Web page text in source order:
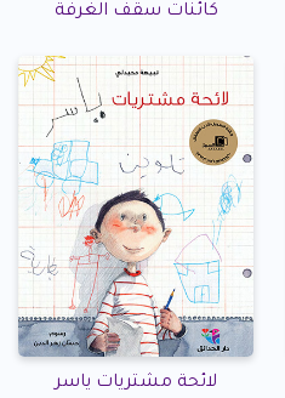
كائنات سقف الغرفة
لائحة مشتريات ياسر